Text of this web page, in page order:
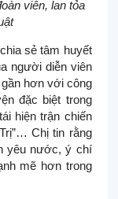
viên, lan tỏa
sẻ tâm huyết
người diễn viên
hơn với công
đặc biệt trong
hiện trận chiến
Chị tin rằng
yêu nước, ý chí
mẽ hơn trong